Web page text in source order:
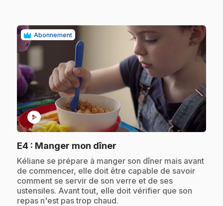
Abonnement
play_circle
E4 : Manger mon dîner
.Kéliane se prépare à manger son dîner mais avant
de commencer, elle doit être capable de savoir
comment se servir de son verre et de ses
ustensiles. Avant tout, elle doit vérifier que son
repas n'est pas trop chaud.